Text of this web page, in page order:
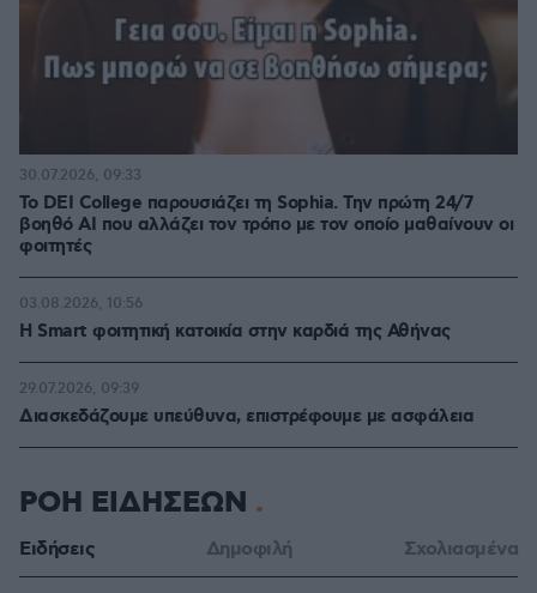
Το DEI College παρουσιάζει τη Sophia. Την πρώτη 24/7
βοηθό AI που αλλάζει τον τρόπο με τον οποίο μαθαίνουν οι
φοιτητές
30.07.2026, 09:33
Η Smart φοιτητική κατοικία στην καρδιά της Αθήνας
03.08.2026, 10:56
Διασκεδάζουμε υπεύθυνα, επιστρέφουμε με ασφάλεια
29.07.2026, 09:39
ΡΟΗ ΕΙΔΗΣΕΩΝ
Ειδήσεις Δημοφιλή Σχολιασμένα